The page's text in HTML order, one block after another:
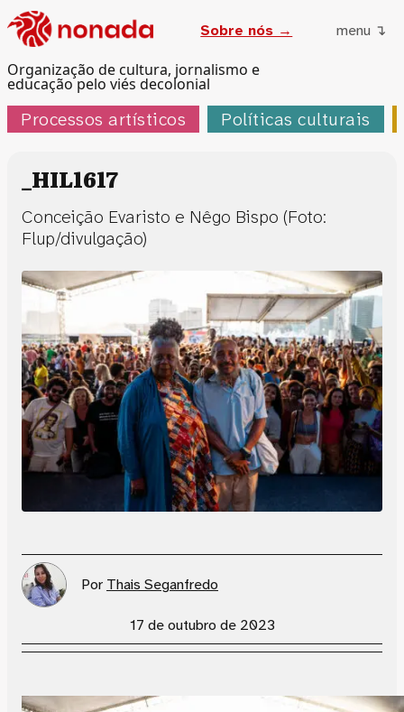
Organização de cultura, jornalismo e
educação pelo viés decolonial
Sobre nós → menu ↴
Processos artísticos Políticas culturais
_HIL1617
Conceição Evaristo e Nêgo Bispo (Foto:
Flup/divulgação)
Por Thais Seganfredo
17 de outubro de 2023